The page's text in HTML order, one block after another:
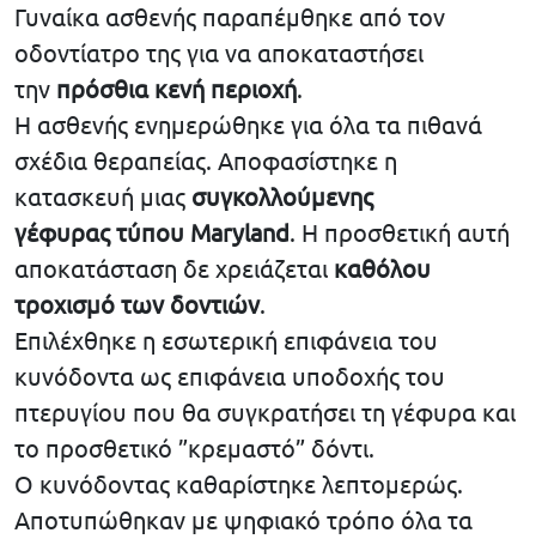
Γυναίκα ασθενής παραπέμθηκε από τον
οδοντίατρο της για να αποκαταστήσει
την πρόσθια κενή περιοχή.
Η ασθενής ενημερώθηκε για όλα τα πιθανά
σχέδια θεραπείας. Αποφασίστηκε η
κατασκευή μιας συγκολλούμενης
γέφυρας τύπου Maryland. Η προσθετική αυτή
αποκατάσταση δε χρειάζεται καθόλου
τροχισμό των δοντιών.
Επιλέχθηκε η εσωτερική επιφάνεια του
κυνόδοντα ως επιφάνεια υποδοχής του
πτερυγίου που θα συγκρατήσει τη γέφυρα και
το προσθετικό ”κρεμαστό” δόντι.
Ο κυνόδοντας καθαρίστηκε λεπτομερώς.
Αποτυπώθηκαν με ψηφιακό τρόπο όλα τα